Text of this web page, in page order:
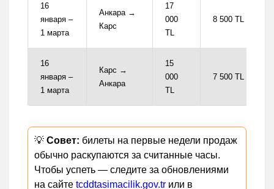
16
января –
1 марта
Анкара →
Карс
17
000
TL
8 500 TL
16
января –
1 марта
Карс →
Анкара
15
000
TL
7 500 TL
💡 Совет: билеты на первые недели продаж
обычно раскупаются за считанные часы.
Чтобы успеть — следите за обновлениями
на сайте tcddtasimacilik.gov.tr или в